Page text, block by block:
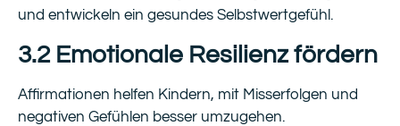
und entwickeln ein gesundes Selbstwertgefühl.
3.2 Emotionale Resilienz fördern
Affirmationen helfen Kindern, mit Misserfolgen und
negativen Gefühlen besser umzugehen.